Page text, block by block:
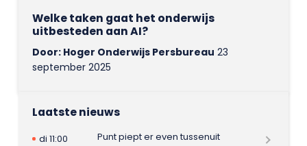
Welke taken gaat het onderwijs
uitbesteden aan AI?
Door: Hoger Onderwijs Persbureau 23
september 2025
Laatste nieuws
di 11:00
Punt piept er even tussenuit